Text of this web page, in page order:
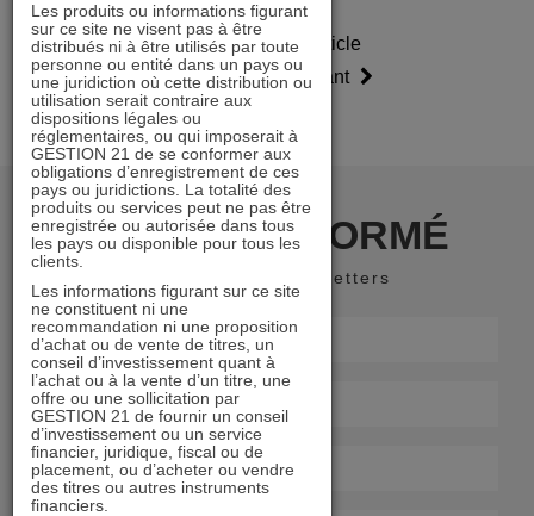
Article
précédent
Article
suivant
RESTER INFORMÉ
Recevoir nos newsletters
Les produits ou informations figurant
sur ce site ne visent pas à être
distribués ni à être utilisés par toute
personne ou entité dans un pays ou
une juridiction où cette distribution ou
utilisation serait contraire aux
dispositions légales ou
réglementaires, ou qui imposerait à
GESTION 21 de se conformer aux
obligations d’enregistrement de ces
pays ou juridictions. La totalité des
produits ou services peut ne pas être
enregistrée ou autorisée dans tous
les pays ou disponible pour tous les
clients.
Les informations figurant sur ce site
ne constituent ni une
recommandation ni une proposition
d’achat ou de vente de titres, un
conseil d’investissement quant à
l’achat ou à la vente d’un titre, une
offre ou une sollicitation par
GESTION 21 de fournir un conseil
d’investissement ou un service
financier, juridique, fiscal ou de
placement, ou d’acheter ou vendre
des titres ou autres instruments
financiers.